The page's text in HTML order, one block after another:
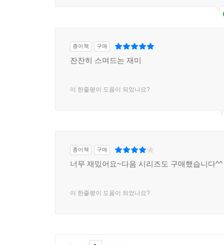
종이책 구매
잔잔히 스며드는 재미
이 한줄평이 도움이 되었나요?
종이책 구매
너무 재밌어요~다음 시리즈도 구매했습니다^^
이 한줄평이 도움이 되었나요?